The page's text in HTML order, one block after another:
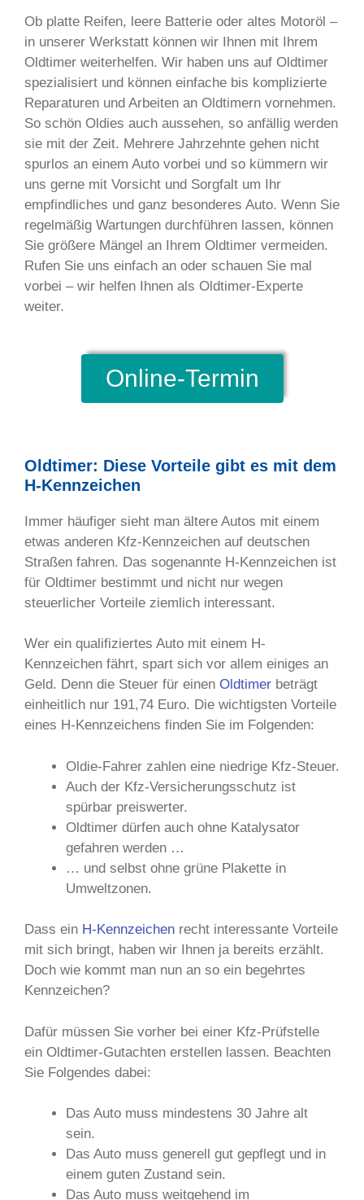
Ob platte Reifen, leere Batterie oder altes Motoröl –
in unserer Werkstatt können wir Ihnen mit Ihrem
Oldtimer weiterhelfen. Wir haben uns auf Oldtimer
spezialisiert und können einfache bis komplizierte
Reparaturen und Arbeiten an Oldtimern vornehmen.
So schön Oldies auch aussehen, so anfällig werden
sie mit der Zeit. Mehrere Jahrzehnte gehen nicht
spurlos an einem Auto vorbei und so kümmern wir
uns gerne mit Vorsicht und Sorgfalt um Ihr
empfindliches und ganz besonderes Auto. Wenn Sie
regelmäßig Wartungen durchführen lassen, können
Sie größere Mängel an Ihrem Oldtimer vermeiden.
Rufen Sie uns einfach an oder schauen Sie mal
vorbei – wir helfen Ihnen als Oldtimer-Experte
weiter.
Online-Termin
Oldtimer: Diese Vorteile gibt es mit dem
H-Kennzeichen
Immer häufiger sieht man ältere Autos mit einem
etwas anderen Kfz-Kennzeichen auf deutschen
Straßen fahren. Das sogenannte H-Kennzeichen ist
für Oldtimer bestimmt und nicht nur wegen
steuerlicher Vorteile ziemlich interessant.
Wer ein qualifiziertes Auto mit einem H-
Kennzeichen fährt, spart sich vor allem einiges an
Geld. Denn die Steuer für einen Oldtimer beträgt
einheitlich nur 191,74 Euro. Die wichtigsten Vorteile
eines H-Kennzeichens finden Sie im Folgenden:
Oldie-Fahrer zahlen eine niedrige Kfz-Steuer.
Auch der Kfz-Versicherungsschutz ist
spürbar preiswerter.
Oldtimer dürfen auch ohne Katalysator
gefahren werden …
… und selbst ohne grüne Plakette in
Umweltzonen.
Dass ein H-Kennzeichen recht interessante Vorteile
mit sich bringt, haben wir Ihnen ja bereits erzählt.
Doch wie kommt man nun an so ein begehrtes
Kennzeichen?
Dafür müssen Sie vorher bei einer Kfz-Prüfstelle
ein Oldtimer-Gutachten erstellen lassen. Beachten
Sie Folgendes dabei:
Das Auto muss mindestens 30 Jahre alt
sein.
Das Auto muss generell gut gepflegt und in
einem guten Zustand sein.
Das Auto muss weitgehend im